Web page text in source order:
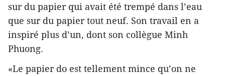
sur du papier qui avait été trempé dans l’eau
que sur du papier tout neuf. Son travail en a
inspiré plus d’un, dont son collègue Minh
Phuong.
«Le papier do est tellement mince qu’on ne